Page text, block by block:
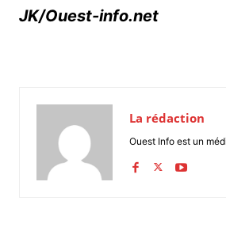
JK/Ouest-info.net
La rédaction
Ouest Info est un